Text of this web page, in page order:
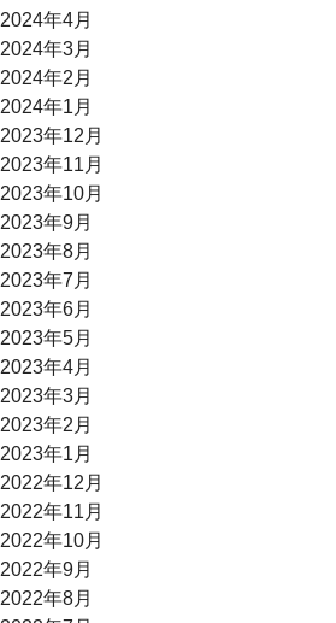
2024年4月
2024年3月
2024年2月
2024年1月
2023年12月
2023年11月
2023年10月
2023年9月
2023年8月
2023年7月
2023年6月
2023年5月
2023年4月
2023年3月
2023年2月
2023年1月
2022年12月
2022年11月
2022年10月
2022年9月
2022年8月